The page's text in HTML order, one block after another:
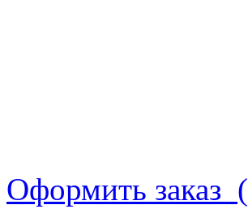
Оформить заказ (